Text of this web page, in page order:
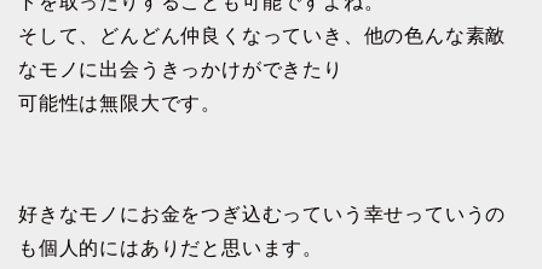
そして、どんどん仲良くなっていき、他の色んな素敵
なモノに出会うきっかけができたり
可能性は無限大です。
好きなモノにお金をつぎ込むっていう幸せっていうの
も個人的にはありだと思います。